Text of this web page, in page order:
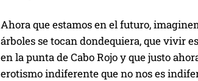
Ahora que estamos en el futuro,
árboles se tocan dondequiera, que vivir
en la punta de Cabo Rojo y que justo
erotismo indiferente que no nos es